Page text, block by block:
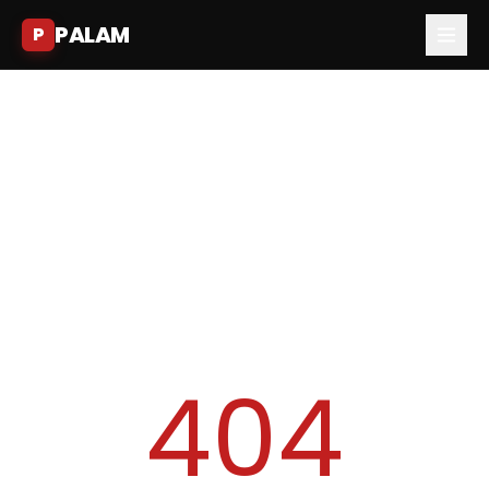
P PALAM
404